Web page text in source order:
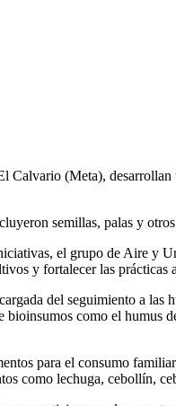
(Meta),
semillas, palas y
el grupo de Aire y
y fortalecer las prácticas
del seguimiento a las
bioinsumos como el
para el consumo
como lechuga, cebollín,